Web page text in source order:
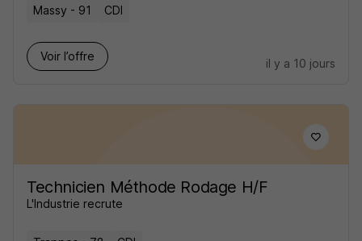
Massy - 91 CDI
Voir l’offre
il y a 10 jours
Technicien Méthode Rodage H/F
L'Industrie recrute